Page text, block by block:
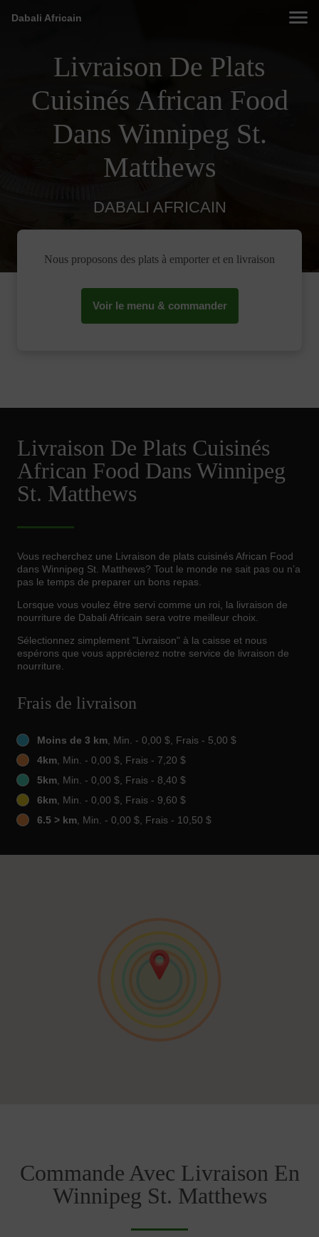
Dabali Africain
Livraison De Plats
Cuisinés African Food
Dans Winnipeg St.
Matthews
DABALI AFRICAIN
Nous proposons des plats à emporter et en livraison
Voir le menu & commander
Livraison De Plats Cuisinés
African Food Dans Winnipeg
St. Matthews
Vous recherchez une Livraison de plats cuisinés African Food
dans Winnipeg St. Matthews? Tout le monde ne sait pas ou n’a
pas le temps de preparer un bons repas.
Lorsque vous voulez être servi comme un roi, la livraison de
nourriture de Dabali Africain sera votre meilleur choix.
Sélectionnez simplement "Livraison" à la caisse et nous
espérons que vous apprécierez notre service de livraison de
nourriture.
Frais de livraison
Moins de 3 km, Min. - 0,00 $, Frais - 5,00 $
4km, Min. - 0,00 $, Frais - 7,20 $
5km, Min. - 0,00 $, Frais - 8,40 $
6km, Min. - 0,00 $, Frais - 9,60 $
6.5 > km, Min. - 0,00 $, Frais - 10,50 $
Commande Avec Livraison En
Winnipeg St. Matthews